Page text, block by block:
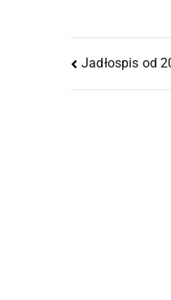
Jadłospis od